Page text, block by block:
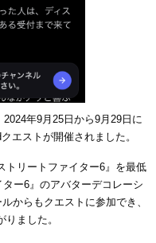
年9月25日から9月29日に
エストが開催されました。
トリートファイター6』を最低
ー6』のアバターデコレーシ
からもクエストに参加でき、
ました。